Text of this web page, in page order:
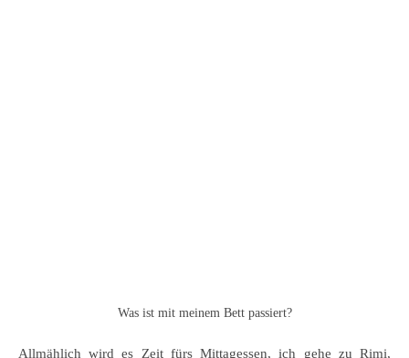
Was ist mit meinem Bett passiert?
Allmählich wird es Zeit fürs Mittagessen, ich gehe zu Rimi,